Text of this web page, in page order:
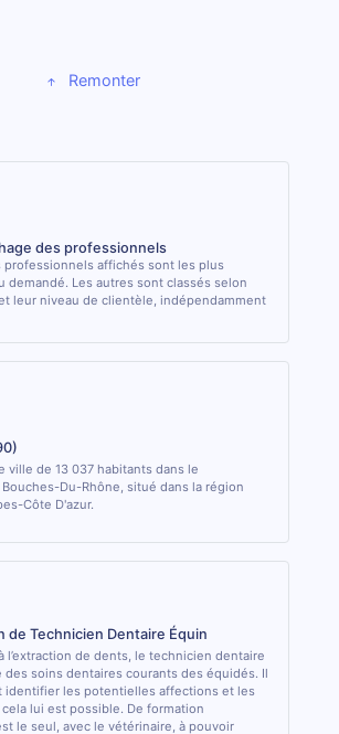
Remonter
des professionnels
professionnels affichés sont les plus
demandé. Les autres sont classés selon
leur niveau de clientèle, indépendamment
ville de 13 037 habitants dans le
Du-Rhône, situé dans la région
Côte D'azur.
de Technicien Dentaire Équin
l’extraction de dents, le technicien dentaire
des soins dentaires courants des équidés. Il
identifier les potentielles affections et les
lui est possible. De formation
le seul, avec le vétérinaire, à pouvoir